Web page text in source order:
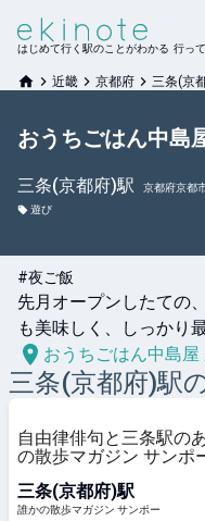
はじめて行く駅のことがわかる 行っ
近畿 京都府 三条(京
おうちごはん中島
三条(京都府)駅
京都府京都
遊び
#夜ご飯
先月オープンしたての
も美味しく、しっかり
おうちごはん中島屋
三条(京都府)駅
自由律俳句と三条駅の
の散歩マガジン サンポ
三条(京都府)駅
誰かの散歩マガジン サンポー